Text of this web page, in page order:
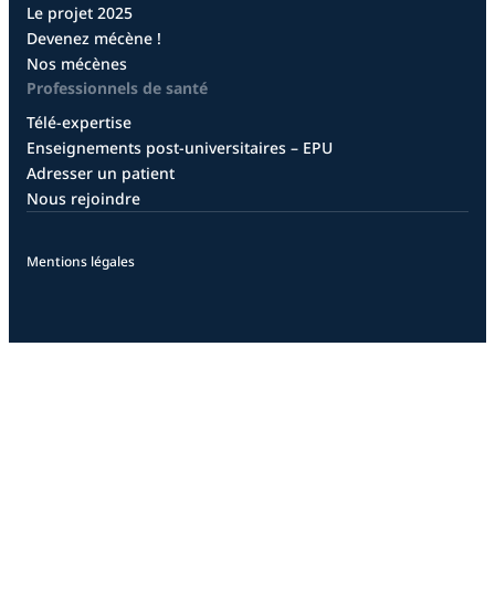
Le projet 2025
Devenez mécène !
Nos mécènes
Professionnels de santé
Télé-expertise
Enseignements post-universitaires – EPU
Adresser un patient
Nous rejoindre
Mentions légales